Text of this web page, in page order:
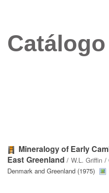
Catálogo
Mineralogy of Early
East Greenland / W.L. Griffin /
Denmark and Greenland (1975)